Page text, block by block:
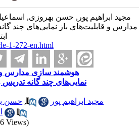
مجید ابراهیم پور, حسن بهروزی,
مدارس و قابلیت‌های باز نمایی‌های چند
1-272-en.html
هوشمند سازی مدارس و
نمایی‌های چند گانه
مجید ابراهیم پور
, حسن
Views)